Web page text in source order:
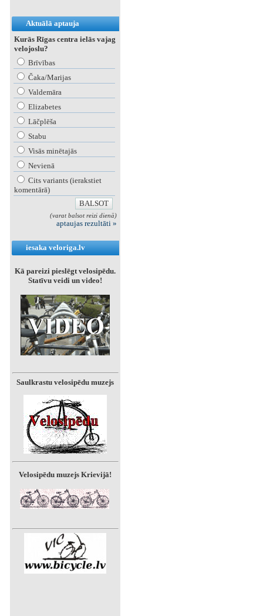
Aktuālā aptauja
Kurās Rīgas centra ielās vajag
velojoslu?
Brīvības
Čaka/Marijas
Valdemāra
Elizabetes
Lāčplēša
Stabu
Visās minētajās
Nevienā
Cits variants (ierakstiet
komentārā)
(varat balsot reizi dienā)
aptaujas rezultāti »
iesaka veloriga.lv
Kā pareizi pieslēgt velosipēdu.
Statīvu veidi un video!
Saulkrastu velosipēdu muzejs
Velosipēdu muzejs Krievijā!